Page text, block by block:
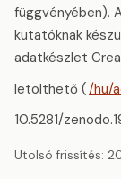
függvényében).
kutatóknak
adatkészlet
letölthető (/hu/
10.5281/
Utolsó frissítés: